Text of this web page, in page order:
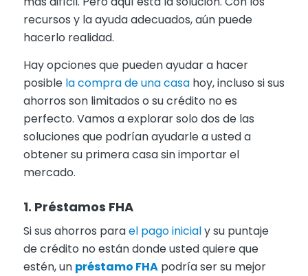
recursos y la ayuda adecuados, aún puede
hacerlo realidad.
Hay opciones que pueden ayudar a hacer
posible la compra de una casahoy, incluso si sus
ahorros son limitados o su crédito no es
perfecto. Vamos a explorar solo dos de las
soluciones que podrían ayudarle a usted a
obtener su primera casa sin importar el
mercado.
1. Préstamos FHA
Si sus ahorros parael pago inicialy su puntaje
de crédito no están donde usted quiere que
estén, un préstamo FHApodría ser su mejor